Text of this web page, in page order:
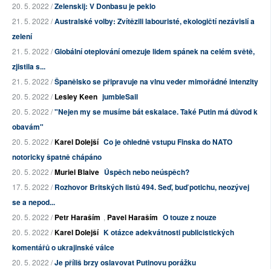
20. 5. 2022 /Zelenskij: V Donbasu je peklo
21. 5. 2022 /Australské volby: Zvítězili labouristé, ekologičtí nezávislí a
zelení
21. 5. 2022 /Globální oteplování omezuje lidem spánek na celém světě,
zjistila s...
21. 5. 2022 /Španělsko se připravuje na vlnu veder mimořádné intenzity
20. 5. 2022 /Lesley Keen jumbleSail
20. 5. 2022 /"Nejen my se musíme bát eskalace. Také Putin má důvod k
obavám"
20. 5. 2022 /Karel Dolejší Co je ohledně vstupu Finska do NATO
notoricky špatně chápáno
20. 5. 2022 /Muriel Blaive Úspěch nebo neúspěch?
17. 5. 2022 /Rozhovor Britských listů 494. Seď, buď potichu, neozývej
se a nepod...
20. 5. 2022 /Petr Haraším , Pavel Haraším O touze z nouze
20. 5. 2022 /Karel Dolejší K otázce adekvátnosti publicistických
komentářů o ukrajinské válce
20. 5. 2022 /Je příliš brzy oslavovat Putinovu porážku